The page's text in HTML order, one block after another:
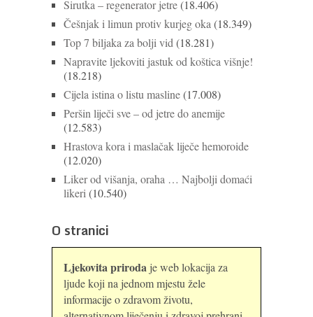
Sirutka – regenerator jetre(18.406)
Češnjak i limun protiv kurjeg oka(18.349)
Top 7 biljaka za bolji vid(18.281)
Napravite ljekoviti jastuk od koštica višnje!
(18.218)
Cijela istina o listu masline(17.008)
Peršin liječi sve – od jetre do anemije
(12.583)
Hrastova kora i maslačak liječe hemoroide
(12.020)
Liker od višanja, oraha … Najbolji domaći
likeri(10.540)
O stranici
Ljekovita priroda je web lokacija za
ljude koji na jednom mjestu žele
informacije o zdravom životu,